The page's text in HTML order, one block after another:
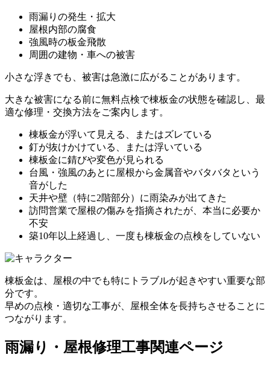
雨漏りの発生・拡大
屋根内部の腐食
強風時の板金飛散
周囲の建物・車への被害
小さな浮き でも、被害は急激に広がることがあります。
大きな被害になる前に無料点検で棟板金の状態を確認し、最
適な修理・交換方法をご案内します。
棟板金が浮いて見える、またはズレている
釘が抜けかけている、または浮いている
棟板金に錆びや変色が見られる
台風・強風のあとに屋根から金属音やバタバタという
音がした
天井や壁（特に2階部分）に雨染みが出てきた
訪問営業で屋根の傷みを指摘されたが、本当に必要か
不安
築10年以上経過し、一度も棟板金の点検をしていない
棟板金は、屋根の中でも特にトラブルが起きやすい重要な部
分です。
早めの点検・適切な工事が、屋根全体を長持ちさせることに
つながります。
雨漏り・屋根修理工事関連ページ